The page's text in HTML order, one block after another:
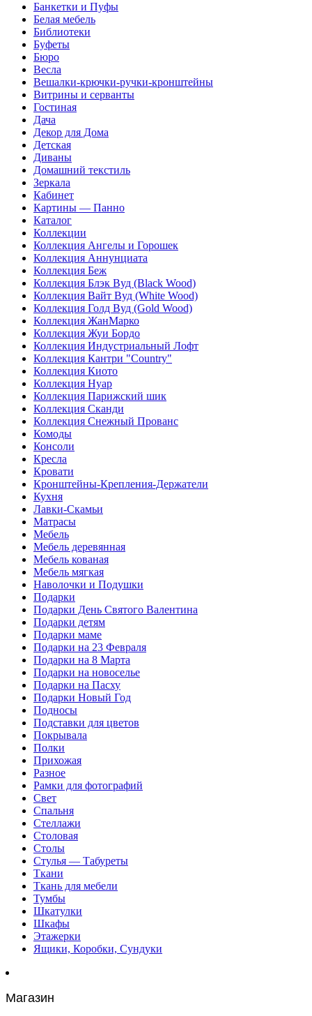
Банкетки и Пуфы
Белая мебель
Библиотеки
Буфеты
Бюро
Весла
Вешалки-крючки-ручки-кронштейны
Витрины и серванты
Гостиная
Дача
Декор для Дома
Детская
Диваны
Домашний текстиль
Зеркала
Кабинет
Картины — Панно
Каталог
Коллекции
Коллекция Ангелы и Горошек
Коллекция Аннунциата
Коллекция Беж
Коллекция Блэк Вуд (Black Wood)
Коллекция Вайт Вуд (White Wood)
Коллекция Голд Вуд (Gold Wood)
Коллекция ЖанМарко
Коллекция Жуи Бордо
Коллекция Индустриальный Лофт
Коллекция Кантри "Country"
Коллекция Киото
Коллекция Нуар
Коллекция Парижский шик
Коллекция Сканди
Коллекция Снежный Прованс
Комоды
Консоли
Кресла
Кровати
Кронштейны-Крепления-Держатели
Кухня
Лавки-Скамьи
Матрасы
Мебель
Мебель деревянная
Мебель кованая
Мебель мягкая
Наволочки и Подушки
Подарки
Подарки День Святого Валентина
Подарки детям
Подарки маме
Подарки на 23 Февраля
Подарки на 8 Марта
Подарки на новоселье
Подарки на Пасху
Подарки Новый Год
Подносы
Подставки для цветов
Покрывала
Полки
Прихожая
Разное
Рамки для фотографий
Свет
Спальня
Стеллажи
Столовая
Столы
Стулья — Табуреты
Ткани
Ткань для мебели
Тумбы
Шкатулки
Шкафы
Этажерки
Ящики, Коробки, Сундуки
Магазин